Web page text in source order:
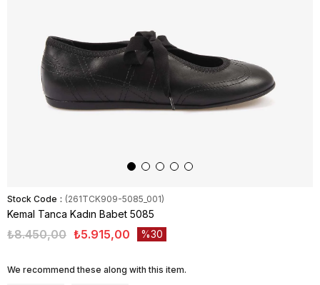
Stock Code (261TCK909-5085_001)
Kemal Tanca Kadın Babet 5085
₺8.450,00 ₺5.915,00 30
We recommend these along with this item.